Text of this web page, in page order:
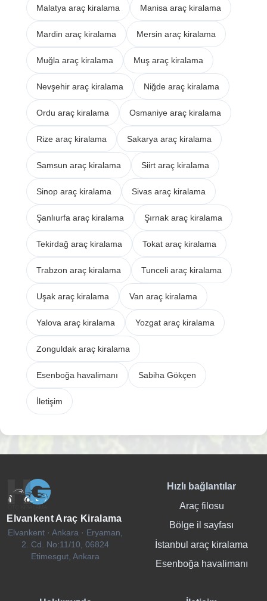
Malatya araç kiralama Manisa araç kiralama
Mardin araç kiralama Mersin araç kiralama
Muğla araç kiralama Muş araç kiralama
Nevşehir araç kiralama Niğde araç kiralama
Ordu araç kiralama Osmaniye araç kiralama
Rize araç kiralama Sakarya araç kiralama
Samsun araç kiralama Siirt araç kiralama
Sinop araç kiralama Sivas araç kiralama
Şanlıurfa araç kiralama Şırnak araç kiralama
Tekirdağ araç kiralama Tokat araç kiralama
Trabzon araç kiralama Tunceli araç kiralama
Uşak araç kiralama Van araç kiralama
Yalova araç kiralama Yozgat araç kiralama
Zonguldak araç kiralama
Esenboğa havalimanı Sabiha Gökçen
İletişim
Elvankent Araç Kiralama
Elvankent · Ankara · Eryaman,
2. Cd. No:11/10, 06824
Etimesgut, Ankara
Hızlı bağlantılar
Araç filosu
Bölge il sayfası
İstanbul araç kiralama
Esenboğa havalimanı